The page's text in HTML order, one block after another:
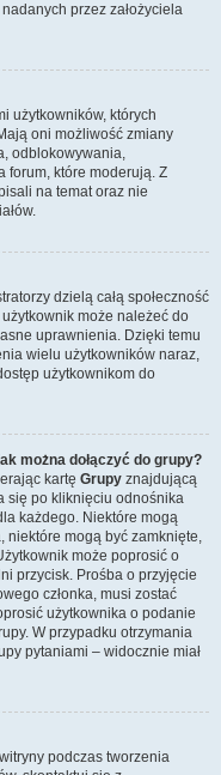
przez założyciela
użytkowników, których
oni możliwość zmiany
odblokowywania,
forum, które moderują. Z
na temat oraz nie
dzielą całą społeczność
użytkownik może należeć do
uprawnienia. Dzięki temu
wielu użytkowników naraz,
użytkownikom do
można dołączyć do grupy?
kartę Grupy znajdującą
się po kliknięciu odnośnika
każdego. Niektóre mogą
niektóre mogą być zamknięte,
może poprosić o
przycisk. Prośba o przyjęcie
członka, musi zostać
użytkownika o podanie
W przypadku otrzymania
pytaniami – widocznie miał
podczas tworzenia